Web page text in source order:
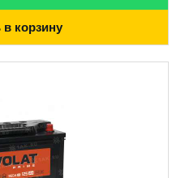
корзину